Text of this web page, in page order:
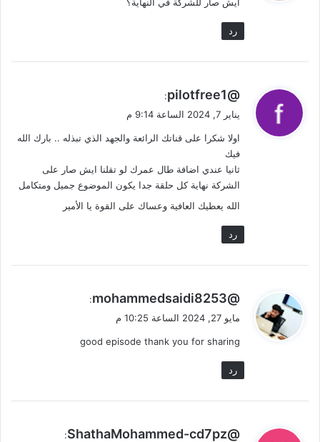
ل
رد
ي
ل
@pilotfree1
:
يناير 7, 2024 الساعة 9:14 م
اولا شكرا على قناتك الرائعة والجهد الذي تبذله .. بارك الله
فيك
ثانيا عندي اضافة طال عمرك لو تقلنا ايش صار على
الشركة نهاية كل حلقة جدا يكون الموضوع جميل ومتكامل
الله يعطيك العافية وعساك على القوة يا الأمير
رد
ي
ل
@mohammedsaidi8253
:
مايو 27, 2024 الساعة 10:25 م
good episode thank you for sharing
رد
ي
@ShathaMohammed-cd7pz
: